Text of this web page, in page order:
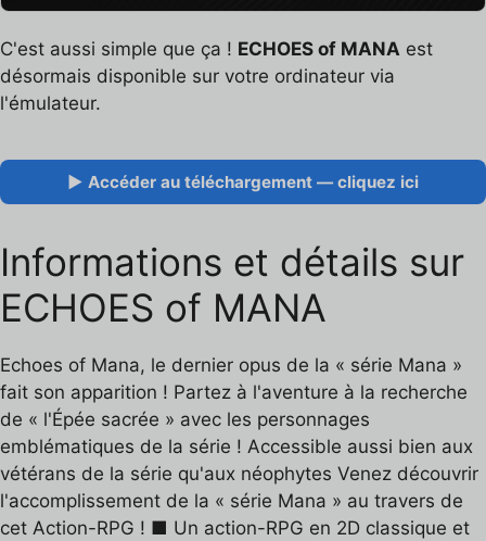
C'est aussi simple que ça ! ECHOES of MANA est
désormais disponible sur votre ordinateur via
l'émulateur.
▶ Accéder au téléchargement — cliquez ici
Informations et détails sur
ECHOES of MANA
Echoes of Mana, le dernier opus de la « série Mana »
fait son apparition ! Partez à l'aventure à la recherche
de « l'Épée sacrée » avec les personnages
emblématiques de la série ! Accessible aussi bien aux
vétérans de la série qu'aux néophytes Venez découvrir
l'accomplissement de la « série Mana » au travers de
cet Action-RPG ! ■ Un action-RPG en 2D classique et